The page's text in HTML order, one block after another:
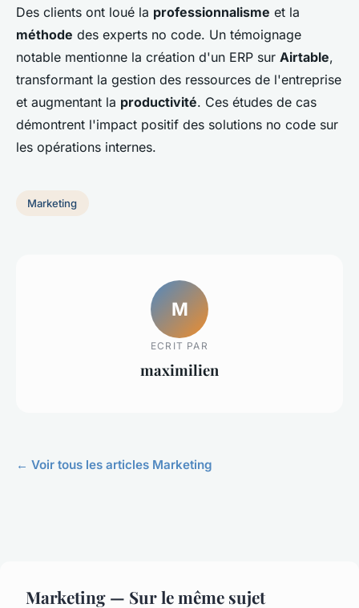
Des clients ont loué la professionnalisme et la
méthode des experts no code. Un témoignage
notable mentionne la création d'un ERP sur Airtable,
transformant la gestion des ressources de l'entreprise
et augmentant la productivité. Ces études de cas
démontrent l'impact positif des solutions no code sur
les opérations internes.
Marketing
M
ECRIT PAR
maximilien
← Voir tous les articles Marketing
Marketing — Sur le même sujet